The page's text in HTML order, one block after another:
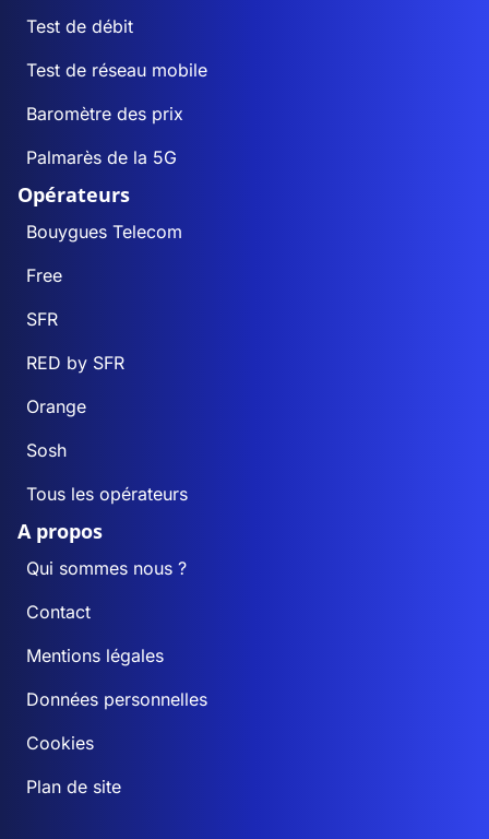
Test de débit
Test de réseau mobile
Baromètre des prix
Palmarès de la 5G
Opérateurs
Bouygues Telecom
Free
SFR
RED by SFR
Orange
Sosh
Tous les opérateurs
A propos
Qui sommes nous ?
Contact
Mentions légales
Données personnelles
Cookies
Plan de site